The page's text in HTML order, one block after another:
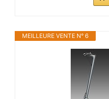
MEILLEURE VENTE N° 6